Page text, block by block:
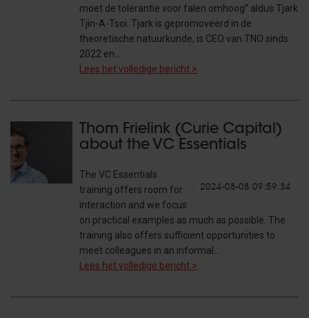
moet de tolerantie voor falen omhoog” aldus Tjark
Tjin-A-Tsoi. Tjark is gepromoveerd in de
theoretische natuurkunde, is CEO van TNO sinds
2022 en…
Lees het volledige bericht >
Thom Frielink (Curie Capital)
about the VC Essentials
2024-08-08 09:59:34
The VC Essentials
training offers room for
interaction and we focus
on practical examples as much as possible. The
training also offers sufficient opportunities to
meet colleagues in an informal…
Lees het volledige bericht >